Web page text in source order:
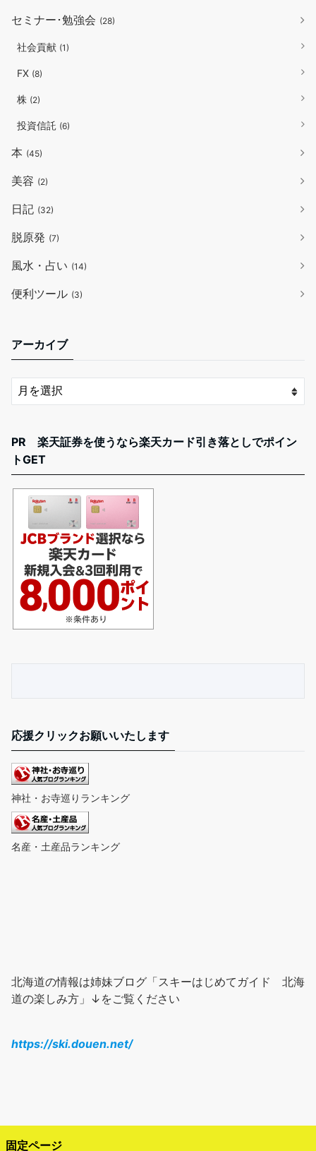
セミナー･勉強会 (28)
社会貢献 (1)
FX (8)
株 (2)
投資信託 (6)
本 (45)
美容 (2)
日記 (32)
脱原発 (7)
風水・占い (14)
便利ツール (3)
アーカイブ
PR 楽天証券を使うなら楽天カード引き落としでポイン
トGET
応援クリックお願いいたします
神社・お寺巡りランキング
名産・土産品ランキング
北海道の情報は姉妹ブログ「スキーはじめてガイド 北海
道の楽しみ方」↓をご覧ください
https://ski.douen.net/
固定ページ